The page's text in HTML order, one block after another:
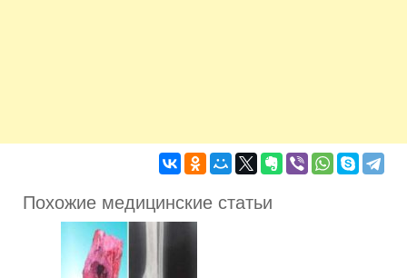
Похожие медицинские статьи